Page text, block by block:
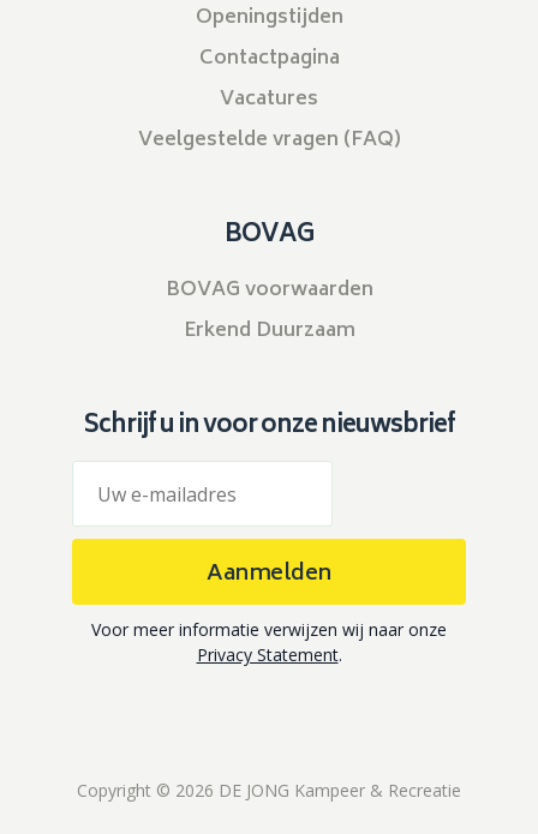
Openingstijden
Contactpagina
Vacatures
Veelgestelde vragen (FAQ)
BOVAG
BOVAG voorwaarden
Erkend Duurzaam
Schrijf u in voor onze nieuwsbrief
Aanmelden
Voor meer informatie verwijzen wij naar onze
Privacy Statement.
Copyright © 2026 DE JONG Kampeer & Recreatie